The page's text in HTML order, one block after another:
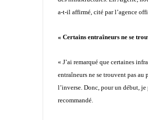
a-t-il affirmé, cité par l’agence
« Certains entraîneurs ne se
« J’ai remarqué que certaines
entraîneurs ne se trouvent pas
l’inverse. Donc, pour un début,
recommandé.